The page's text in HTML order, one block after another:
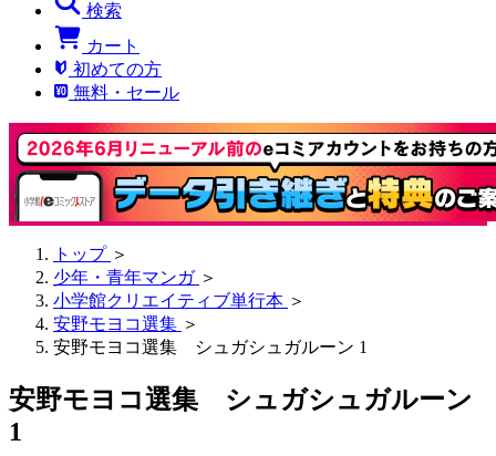
検索
カート
初めての方
無料・セール
トップ ＞
少年・青年マンガ ＞
小学館クリエイティブ単行本 ＞
安野モヨコ選集 ＞
安野モヨコ選集 シュガシュガルーン 1
安野モヨコ選集 シュガシュガルーン
1